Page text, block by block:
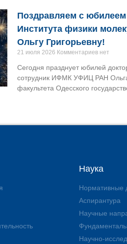
Поздравляем с юбилеем
Института физики
Ольгу Григорьевну!
21 июля 2026 Комментариев нет
Сегодня празднует юбилей
сотрудник ИФМК УФИЦ РАН Ольга
факультета Одесского
Наука
Нормативные
Аспирантура
Научные
Научно-